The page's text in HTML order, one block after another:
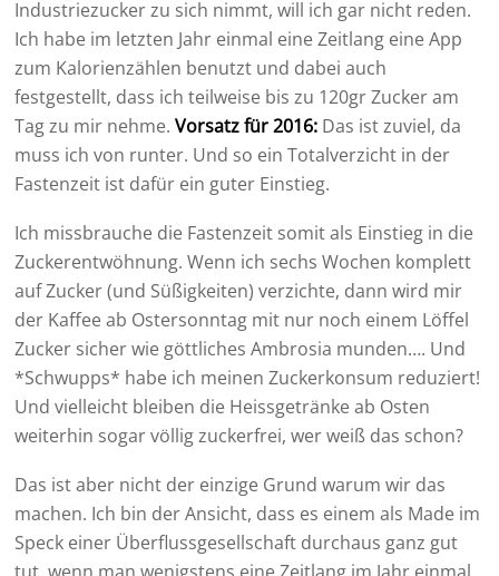
Industriezucker zu sich nimmt, will ich gar nicht reden.
Ich habe im letzten Jahr einmal eine Zeitlang eine App
zum Kalorienzählen benutzt und dabei auch
festgestellt, dass ich teilweise bis zu 120gr Zucker am
Tag zu mir nehme.Vorsatz für 2016: Das ist zuviel, da
muss ich von runter. Und so ein Totalverzicht in der
Fastenzeit ist dafür ein guter Einstieg.
Ich missbrauche die Fastenzeit somit als Einstieg in die
Zuckerentwöhnung. Wenn ich sechs Wochen komplett
auf Zucker (und Süßigkeiten) verzichte, dann wird mir
der Kaffee ab Ostersonntag mit nur noch einem Löffel
Zucker sicher wie göttliches Ambrosia munden…. Und
*Schwupps* habe ich meinen Zuckerkonsum reduziert!
Und vielleicht bleiben die Heissgetränke ab Osten
weiterhin sogar völlig zuckerfrei, wer weiß das schon?
Das ist aber nicht der einzige Grund warum wir das
machen. Ich bin der Ansicht, dass es einem als Made im
Speck einer Überflussgesellschaft durchaus ganz gut